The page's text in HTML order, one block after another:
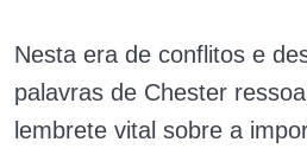
Nesta era de conflitos e
palavras de Chester
lembrete vital sobre a